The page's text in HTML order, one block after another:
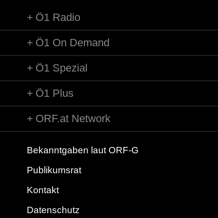
Ö1 Radio
Ö1 On Demand
Ö1 Spezial
Ö1 Plus
ORF.at Network
Bekanntgaben laut ORF-G
Publikumsrat
Kontakt
Datenschutz